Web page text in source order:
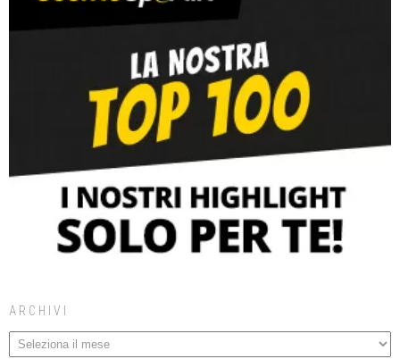
ARCHIVI